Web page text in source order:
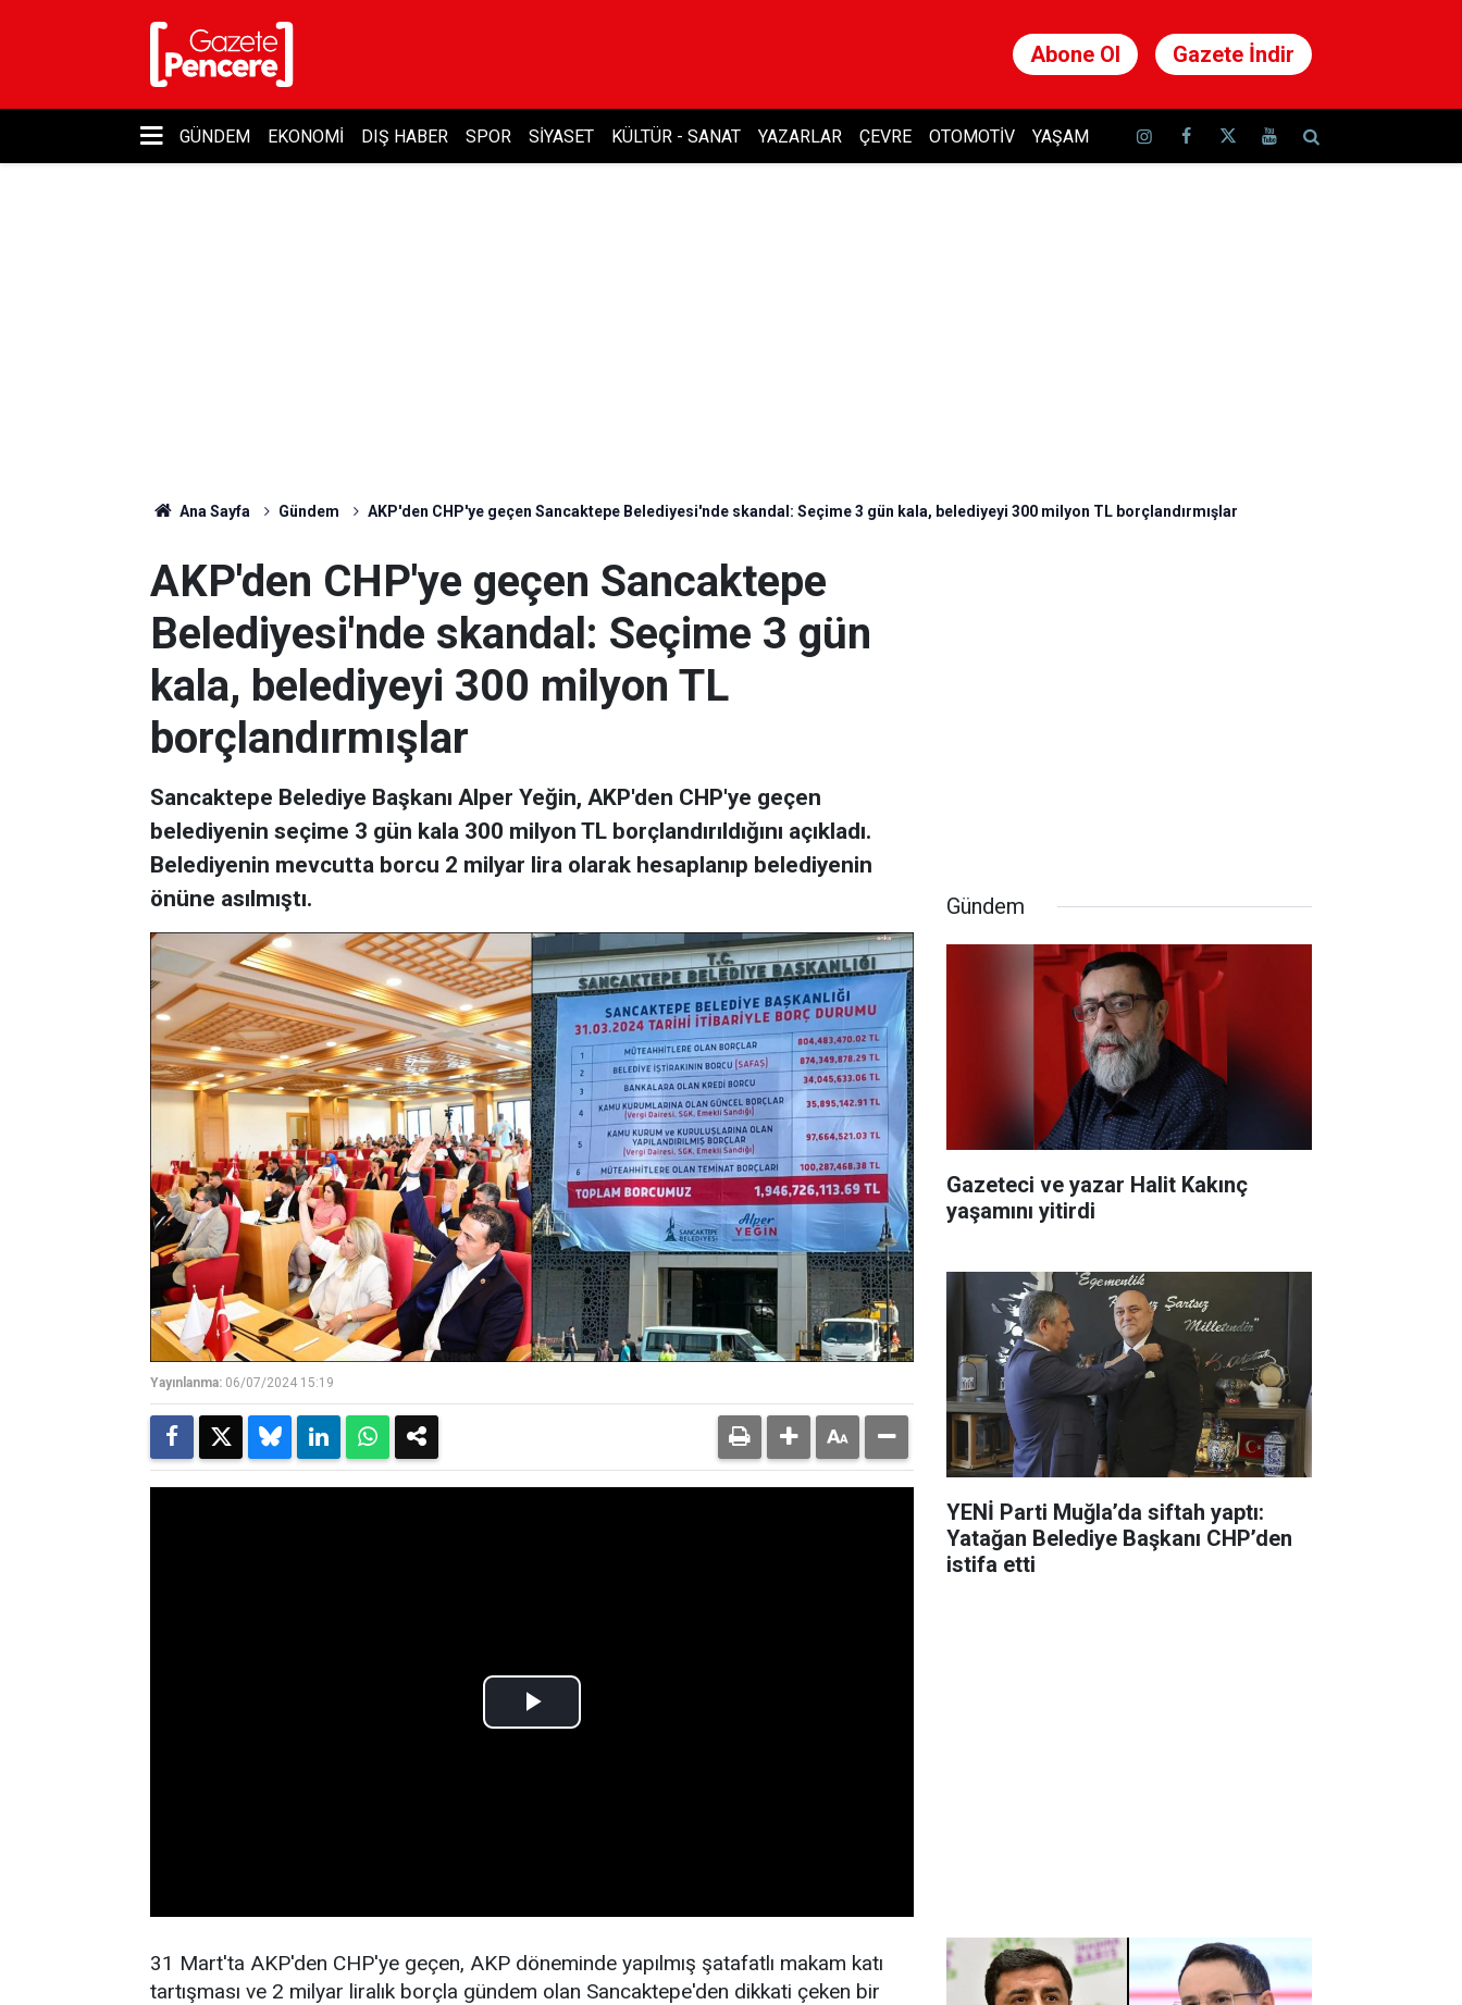
Abone Ol Gazete İndir
GÜNDEM EKONOMI DIŞ HABER SPOR SIYASET KÜLTÜR - SANAT YAZARLAR ÇEVRE OTOMOTIV YAŞAM
Ana Sayfa Gündem AKP'den CHP'ye geçen Sancaktepe Belediyesi'nde skandal: Seçime 3 gün kala, belediyeyi 300 milyon TL borçlandırmışlar
AKP'den CHP'ye geçen Sancaktepe
Belediyesi'nde skandal: Seçime 3 gün
kala, belediyeyi 300 milyon TL
borçlandırmışlar
Sancaktepe Belediye Başkanı Alper Yeğin, AKP'den CHP'ye geçen
belediyenin seçime 3 gün kala 300 milyon TL borçlandırıldığını açıkladı.
Belediyenin mevcutta borcu 2 milyar lira olarak hesaplanıp belediyenin
önüne asılmıştı.
Yayınlanma: 06/07/2024 15:19
31 Mart'ta AKP'den CHP'ye geçen, AKP döneminde yapılmış şatafatlı makam katı
tartışması ve 2 milyar liralık borçla gündem olan Sancaktepe'den dikkati çeken bir
Gündem
Gazeteci ve yazar Halit Kakınç
yaşamını yitirdi
YENİ Parti Muğla’da siftah yaptı:
Yatağan Belediye Başkanı CHP’den
istifa etti